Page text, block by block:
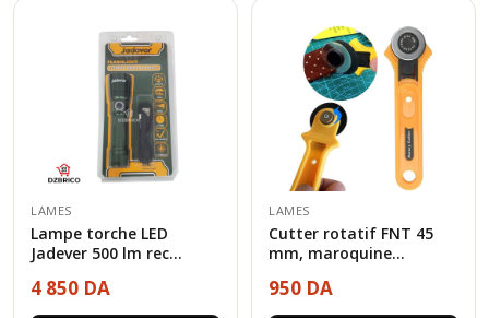
LAMES
Lampe torche LED
Jadever 500 lm rec...
4 850 DA
LAMES
Cutter rotatif FNT 45
mm, maroquine...
950 DA